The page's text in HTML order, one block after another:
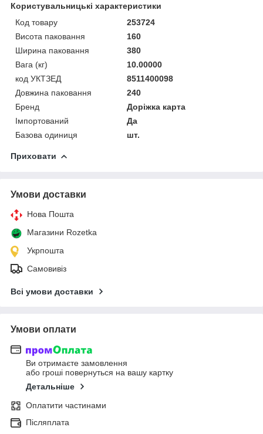
Користувальницькі характеристики
Код товару
253724
Висота паковання
160
Ширина паковання
380
Вага (кг)
10.00000
код УКТЗЕД
8511400098
Довжина паковання
240
Бренд
Доріжка карта
Імпортований
Да
Базова одиниця
шт.
Приховати
Умови доставки
Нова Пошта
Магазини Rozetka
Укрпошта
Самовивіз
Всі умови доставки
Умови оплати
Ви отримаєте замовлення
або гроші повернуться на вашу картку
Детальніше
Оплатити частинами
Післяплата